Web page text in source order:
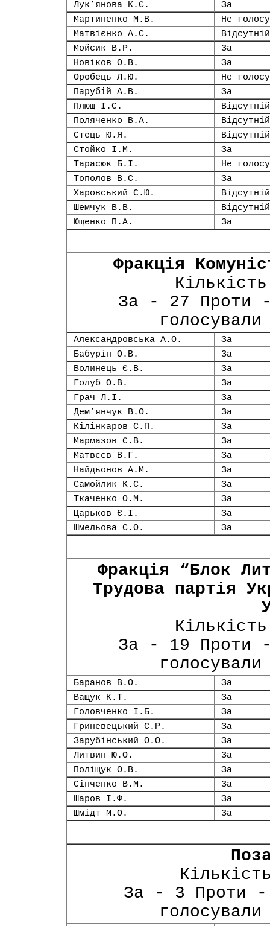
Лук’янова К.Є.
За
Мартиненко М.В.
Не
Матвієнко А.С.
Відсутній
Мойсик В.Р.
За
Новіков О.В.
За
Оробець Л.Ю.
Не
Парубій А.В.
За
Плющ І.С.
Відсутній
Поляченко В.А.
Відсутній
Стець Ю.Я.
Відсутній
Стойко І.М.
За
Тарасюк Б.І.
Не
Тополов В.С.
За
Харовський С.Ю.
Відсутній
Шемчук В.В.
Відсутній
Ющенко П.А.
За
Фракція
За - 27 Проти
Александровська А.О.
За
Бабурін О.В.
За
Волинець Є.В.
За
Голуб О.В.
За
Грач Л.І.
За
Дем’янчук В.О.
За
Кілінкаров С.П.
За
Мармазов Є.В.
За
Матвєєв В.Г.
За
Найдьонов А.М.
За
Самойлик К.С.
За
Ткаченко О.М.
За
Царьков Є.І.
За
Шмельова С.О.
За
Фракція “Блок
Трудова партія
За - 19 Проти
Баранов В.О.
За
Ващук К.Т.
За
Головченко І.Б.
За
Гриневецький С.Р.
За
Зарубінський О.О.
За
Литвин Ю.О.
За
Поліщук О.В.
За
Сінченко В.М.
За
Шаров І.Ф.
За
Шмідт М.О.
За
За - 3 Проти -